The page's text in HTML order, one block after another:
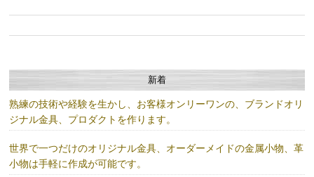
新着
熟練の技術や経験を生かし、お客様オンリーワンの、ブランドオリ
ジナル金具、プロダクトを作ります。
世界で一つだけのオリジナル金具、オーダーメイドの金属小物、革
小物は手軽に作成が可能です。